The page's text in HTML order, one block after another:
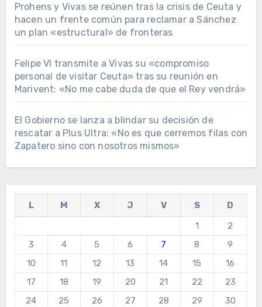
Prohens y Vivas se reúnen tras la crisis de Ceuta y
hacen un frente común para reclamar a Sánchez
un plan «estructural» de fronteras
Felipe VI transmite a Vivas su «compromiso
personal de visitar Ceuta» tras su reunión en
Marivent: «No me cabe duda de que el Rey vendrá»
El Gobierno se lanza a blindar su decisión de
rescatar a Plus Ultra: «No es que cerremos filas con
Zapatero sino con nosotros mismos»
L M X J V S
D
1
2
3
4 5 6 7 8
9
10
11 12 13 14 15
16
17
18 19 20 21 22
23
24
25 26 27 28 29
30